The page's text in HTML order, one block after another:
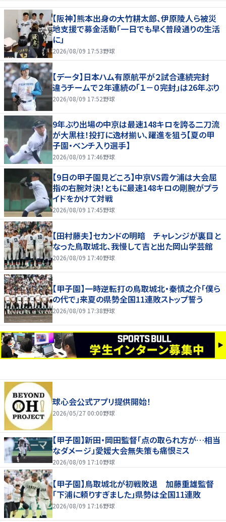
【阪神】熊本出身の大竹耕太郎、伊原陵人ら被災
地支援で募金活動「一日でも早く普段通りの生活
に」
2026/08/09 17:53野球
【データ】日本ハム有原航平が２試合連続完封
違うチームで２年連続の「１－０完封」は26年ぶり
2026/08/09 17:52野球
9年ぶり出場の中京は最速148キロを誇る二刀流
が大黒柱！投打に逸材揃い、躍進を狙う【夏の甲
子園・ベンチ入り選手】
2026/08/09 17:46野球
【9日の甲子園見どころ】中京VS霞ケ浦は大会屈
指の右腕対決！ともに最速148キロの剛腕がプラ
イドをかけて対戦
2026/08/09 17:45野球
【田村藤夫】セカンドの明暗 チャレンジが裏目と
なった鳥取城北、我慢して吉と出た岡山学芸館
2026/08/09 17:40野球
【甲子園】一時逆転打の鳥取城北・秦慎之介「僕ら
の代で」来夏の県勢全国11連敗ストップ誓う
2026/08/09 17:38野球
球心会公式アプリ提供開始！
2026/05/27 00:00野球
【甲子園】新田・岡田監督「点の取られ方が…相当
なダメージ」愛媛大会無失策も痛恨ミス
2026/08/09 17:10野球
【甲子園】鳥取城北が初戦敗退 加藤重雄監督
「下浦に頼りすぎました」県勢は全国11連敗
2026/08/09 17:16野球